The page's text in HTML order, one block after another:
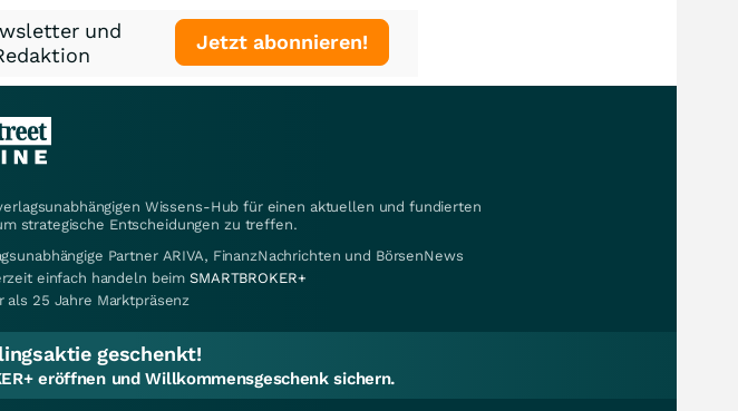
und
Jetzt abonnieren!
Wissens-Hub für einen aktuellen und fundierten
strategische Entscheidungen zu treffen.
Partner ARIVA, FinanzNachrichten und BörsenNews
einfach handeln beimSMARTBROKER+
als 25 Jahre Marktpräsenz
geschenkt!
eröffnen und Willkommensgeschenk sichern.